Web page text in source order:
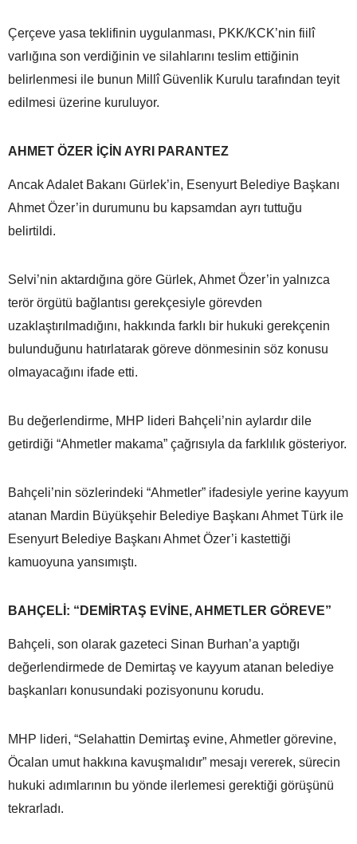
Çerçeve yasa teklifinin uygulanması, PKK/KCK’nin fiilî
varlığına son verdiğinin ve silahlarını teslim ettiğinin
belirlenmesi ile bunun Millî Güvenlik Kurulu tarafından teyit
edilmesi üzerine kuruluyor.
AHMET ÖZER İÇİN AYRI PARANTEZ
Ancak Adalet Bakanı Gürlek’in, Esenyurt Belediye Başkanı
Ahmet Özer’in durumunu bu kapsamdan ayrı tuttuğu
belirtildi.
Selvi’nin aktardığına göre Gürlek, Ahmet Özer’in yalnızca
terör örgütü bağlantısı gerekçesiyle görevden
uzaklaştırılmadığını, hakkında farklı bir hukuki gerekçenin
bulunduğunu hatırlatarak göreve dönmesinin söz konusu
olmayacağını ifade etti.
Bu değerlendirme, MHP lideri Bahçeli’nin aylardır dile
getirdiği “Ahmetler makama” çağrısıyla da farklılık gösteriyor.
Bahçeli’nin sözlerindeki “Ahmetler” ifadesiyle yerine kayyum
atanan Mardin Büyükşehir Belediye Başkanı Ahmet Türk ile
Esenyurt Belediye Başkanı Ahmet Özer’i kastettiği
kamuoyuna yansımıştı.
BAHÇELİ: “DEMİRTAŞ EVİNE, AHMETLER GÖREVE”
Bahçeli, son olarak gazeteci Sinan Burhan’a yaptığı
değerlendirmede de Demirtaş ve kayyum atanan belediye
başkanları konusundaki pozisyonunu korudu.
MHP lideri, “Selahattin Demirtaş evine, Ahmetler görevine,
Öcalan umut hakkına kavuşmalıdır” mesajı vererek, sürecin
hukuki adımlarının bu yönde ilerlemesi gerektiği görüşünü
tekrarladı.